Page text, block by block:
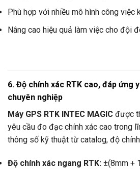
Phù hợp với nhiều mô hình công việc
Nâng cao hiệu quả làm việc cho đội
6. Độ chính xác RTK cao, đáp ứng
chuyên nghiệp
Máy GPS RTK INTEC MAGIC được
yêu cầu đo đạc chính xác cao trong
thông số kỹ thuật từ catalog, độ
Độ chính xác ngang RTK: ±(8mm +